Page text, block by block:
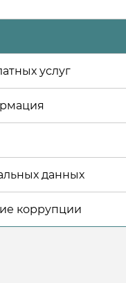
услуг
данных
коррупции